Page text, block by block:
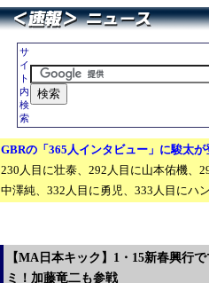
サ
イ
ト
内
検
索
GBRの「365人インタビュー」に駿太が
230人目に壮泰、292人目に山本佑機、
中澤純、332人目に勇児、333人目にハ
【MA日本キック】1・15新春興行
ミ！加藤竜二も参戦